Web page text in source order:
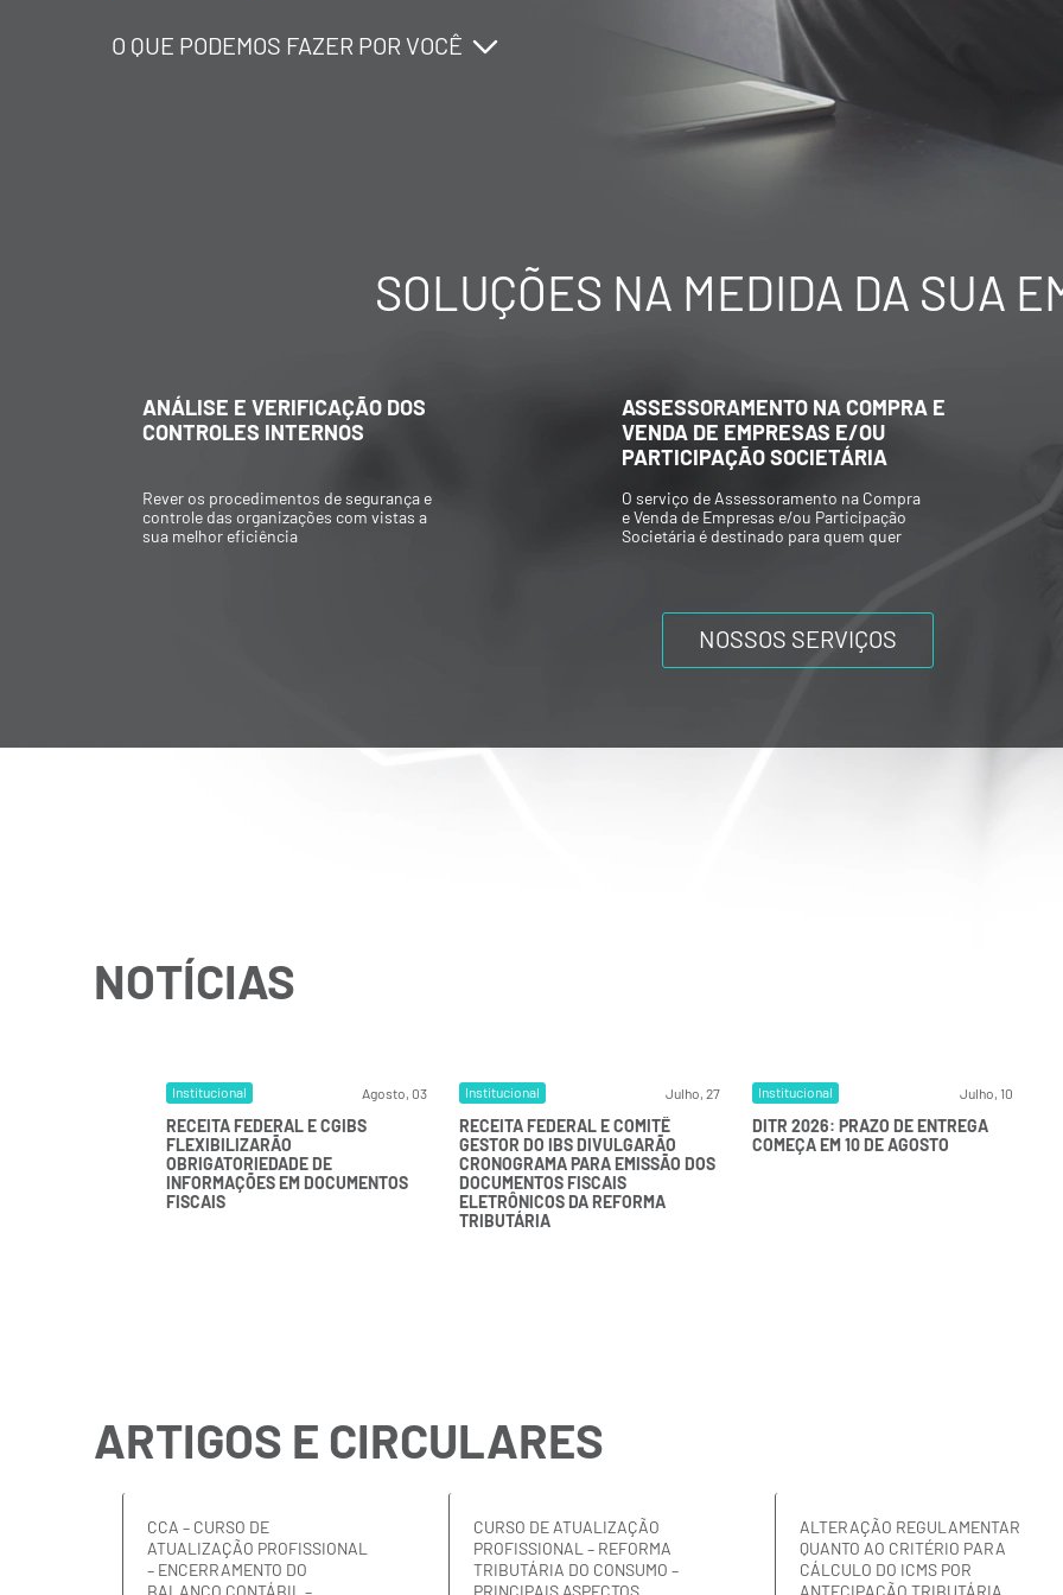
O QUE PODEMOS FAZER POR VOCÊ
O QUE PODEMOS FAZER POR VOCÊ
O QUE PODEMOS FAZER POR VOCÊ
SOLUÇÕES NA MEDIDA DA SUA
ANÁLISE E VERIFICAÇÃO DOS
CONTROLES INTERNOS
Rever os procedimentos de segurança e
controle das organizações com vistas a
sua melhor eficiência
ASSESSORAMENTO NA COMPRA E
VENDA DE EMPRESAS E/OU
PARTICIPAÇÃO SOCIETÁRIA
O serviço de Assessoramento na Compra
e Venda de Empresas e/ou Participação
Societária é destinado para quem quer
NOSSOS SERVIÇOS
NOTÍCIAS
Institucional Agosto, 03
RECEITA FEDERAL E CGIBS
FLEXIBILIZARÃO
OBRIGATORIEDADE DE
INFORMAÇÕES EM DOCUMENTOS
FISCAIS
Institucional Julho, 27
RECEITA FEDERAL E COMITÊ
GESTOR DO IBS DIVULGARÃO
CRONOGRAMA PARA EMISSÃO DOS
DOCUMENTOS FISCAIS
ELETRÔNICOS DA REFORMA
TRIBUTÁRIA
Institucional Julho, 10
DITR 2026: PRAZO DE ENTREGA
COMEÇA EM 10 DE AGOSTO
ARTIGOS E CIRCULARES
CCA – CURSO DE
ATUALIZAÇÃO PROFISSIONAL
– ENCERRAMENTO DO
BALANÇO CONTÁBIL –
CURSO DE ATUALIZAÇÃO
PROFISSIONAL – REFORMA
TRIBUTÁRIA DO CONSUMO –
PRINCIPAIS ASPECTOS
ALTERAÇÃO REGULAMENTAR
QUANTO AO CRITÉRIO PARA
CÁLCULO DO ICMS POR
ANTECIPAÇÃO TRIBUTÁRIA